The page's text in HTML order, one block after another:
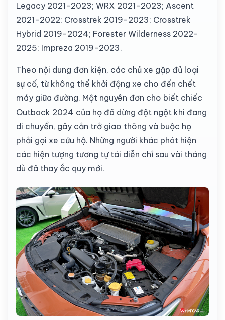
Legacy 2021-2023; WRX 2021-2023; Ascent
2021-2022; Crosstrek 2019-2023; Crosstrek
Hybrid 2019-2024; Forester Wilderness 2022-
2025; Impreza 2019-2023.
Theo nội dung đơn kiện, các chủ xe gặp đủ loại
sự cố, từ không thể khởi động xe cho đến chết
máy giữa đường. Một nguyên đơn cho biết chiếc
Outback 2024 của họ đã dừng đột ngột khi đang
di chuyển, gây cản trở giao thông và buộc họ
phải gọi xe cứu hộ. Những người khác phát hiện
các hiện tượng tương tự tái diễn chỉ sau vài tháng
dù đã thay ắc quy mới.